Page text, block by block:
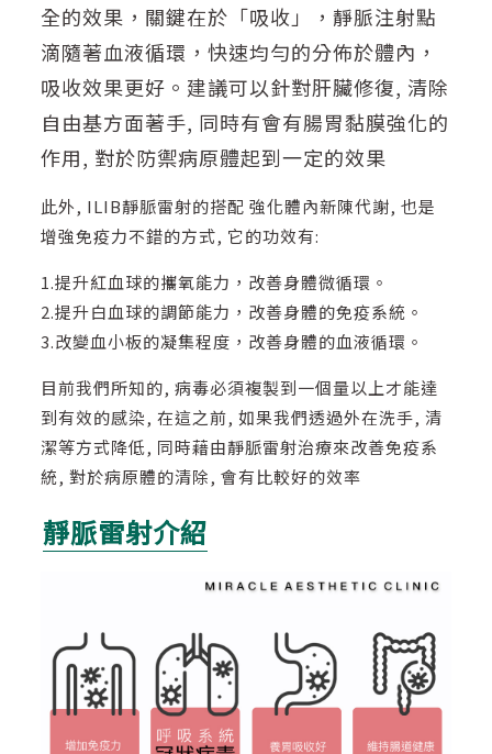
全的效果，關鍵在於「吸收」，靜脈注射點
滴隨著血液循環，快速均勻的分佈於體內，
吸收效果更好。建議可以針對肝臟修復, 清除
自由基方面著手, 同時有會有腸胃黏膜強化的
作用, 對於防禦病原體起到一定的效果
此外, ILIB靜脈雷射的搭配 強化體內新陳代謝, 也是
增強免疫力不錯的方式, 它的功效有:
1.提升紅血球的攜氧能力，改善身體微循環。
2.提升白血球的調節能力，改善身體的免疫系統。
3.改變血小板的凝集程度，改善身體的血液循環。
目前我們所知的, 病毒必須複製到一個量以上才能達
到有效的感染, 在這之前, 如果我們透過外在洗手, 清
潔等方式降低, 同時藉由靜脈雷射治療來改善免疫系
統, 對於病原體的清除, 會有比較好的效率
靜脈雷射介紹